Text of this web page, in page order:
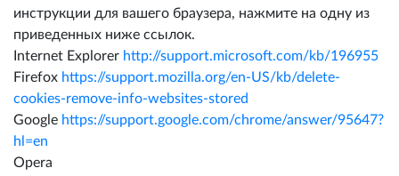
инструкции для вашего браузера, нажмите на одну из
приведенных ниже ссылок.
Internet Explorer http://support.microsoft.com/kb/196955
Firefox https://support.mozilla.org/en-US/kb/delete-
cookies-remove-info-websites-stored
Google https://support.google.com/chrome/answer/95647?
hl=en
Opera